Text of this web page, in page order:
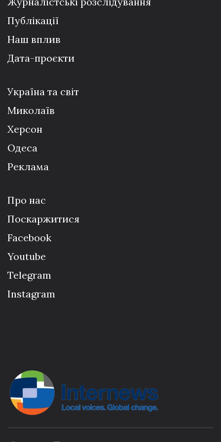
Публікації
Наш вплив
Дата-проєкти
Україна та світ
Миколаїв
Херсон
Одеса
Реклама
Про нас
Поскаржитися
Facebook
Youtube
Telegram
Instagram